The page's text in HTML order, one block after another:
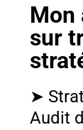
Mon
sur
➤
Audit